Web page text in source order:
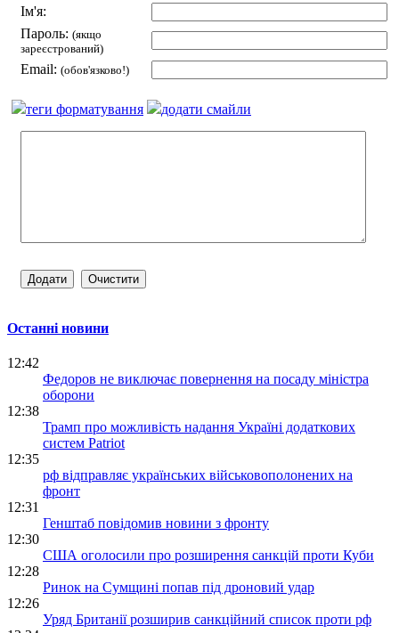
Ім'я:
Пароль: (якщо
зареєстрований)
Email: (обов'язково!)
теги форматування додати смайли
Останні новини
12:42
Федоров не виключає повернення на посаду міністра
оборони
12:38
Трамп про можливість надання Україні додаткових
систем Patriot
12:35
рф відправляє українських військовополонених на
фронт
12:31
Генштаб повідомив новини з фронту
12:30
США оголосили про розширення санкцій проти Куби
12:28
Ринок на Сумщині попав під дроновий удар
12:26
Уряд Британії розширив санкційний список проти рф